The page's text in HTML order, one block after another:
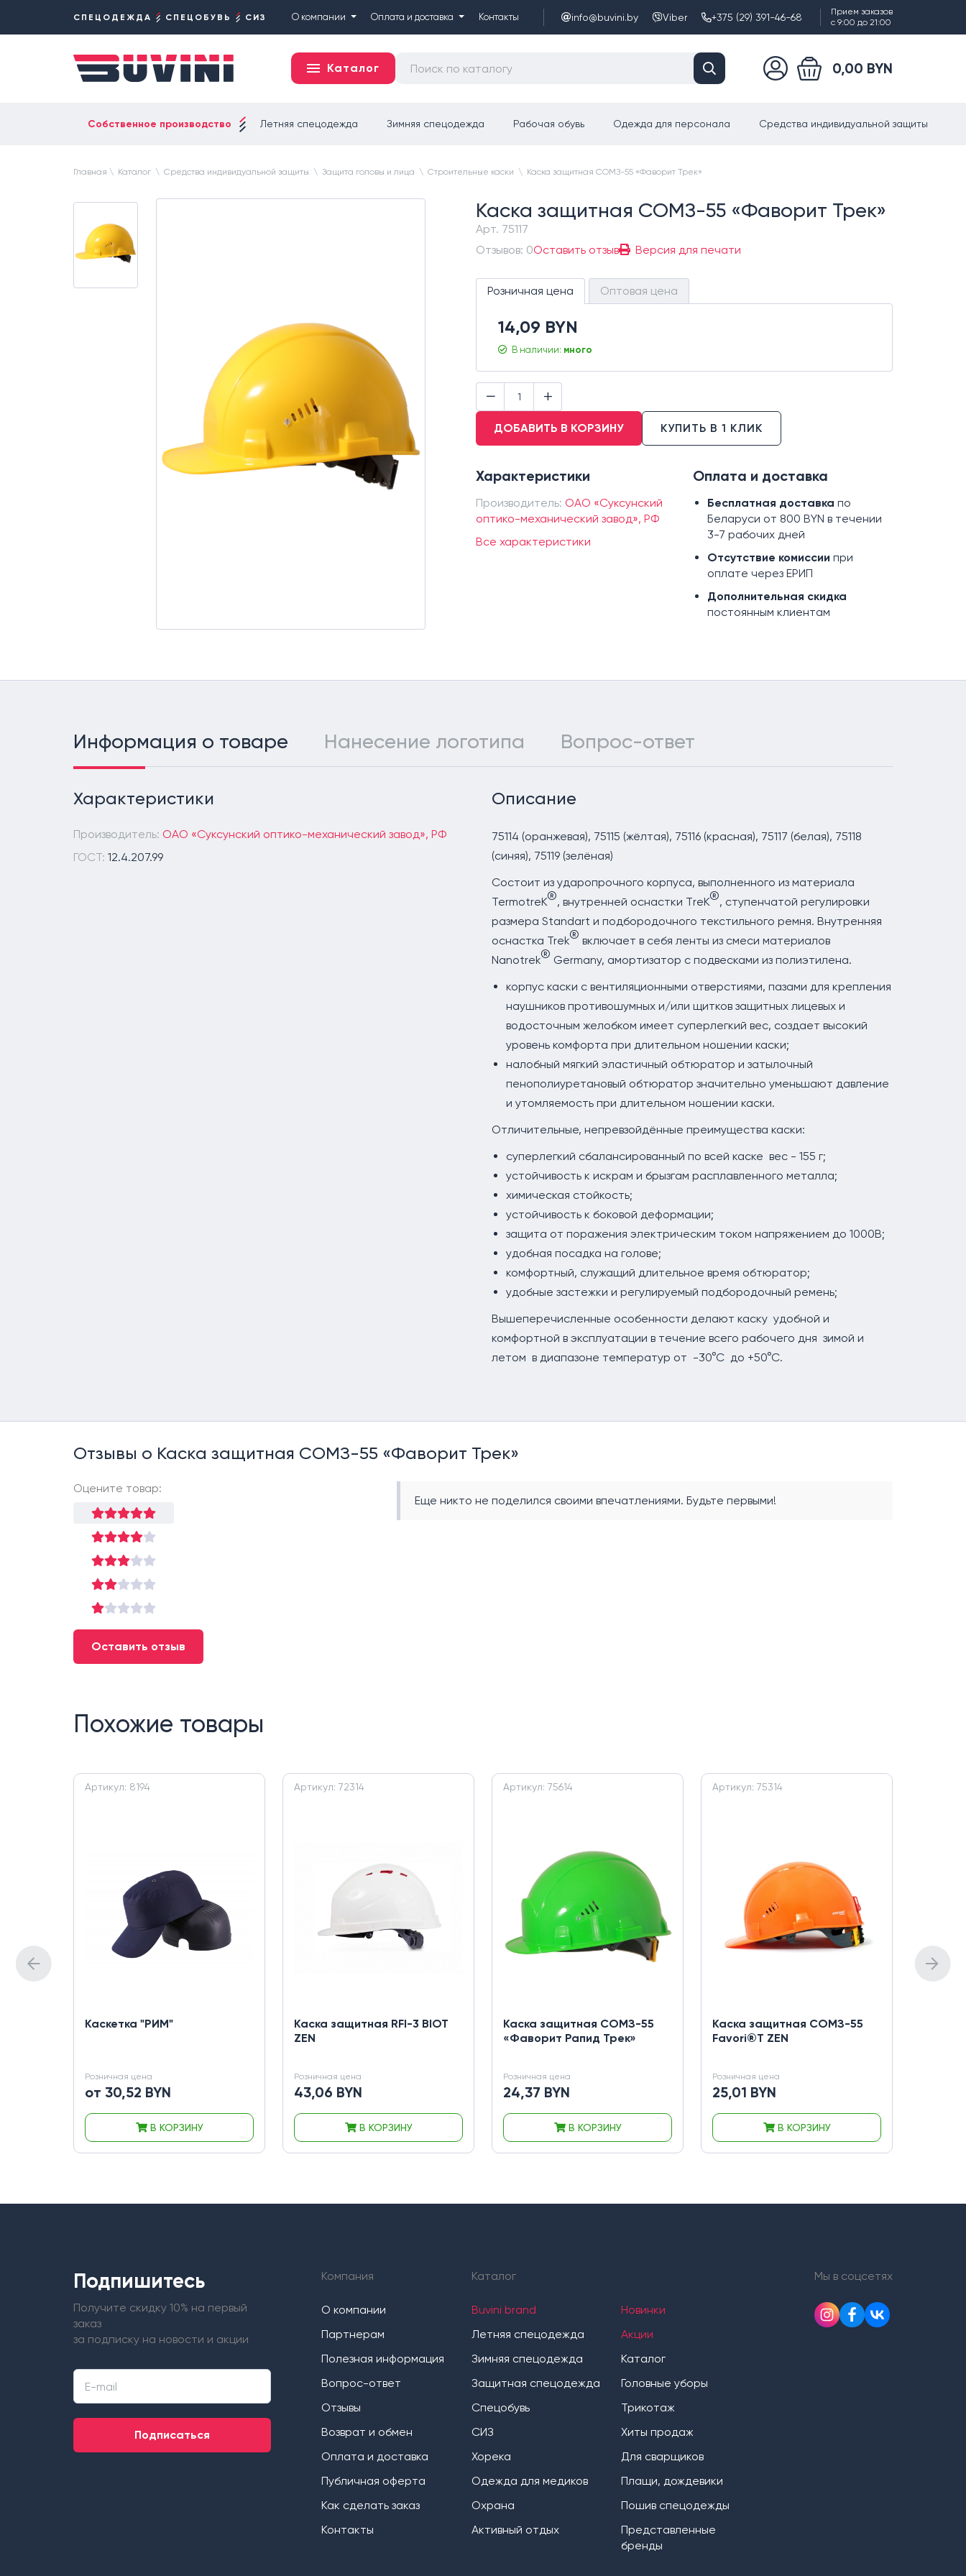
СПЕЦОДЕЖДА СПЕЦОБУВЬ СИЗ О компании Оплата и доставка Контакты info@buvini.by Viber +375 (29) 391-46-68
Прием заказов
с 9:00 до 21:00
Каталог 0,00 BYN
Собственное производство Летняя спецодежда Зимняя спецодежда Рабочая обувь Одежда для персонала Средства индивидуальной защиты
Главная \ Каталог \ Средства индивидуальной защиты \ Защита головы и лица \ Строительные каски \ Каска защитная СОМЗ-55 «Фаворит Трек»
Каска защитная СОМЗ-55 «Фаворит Трек»
Арт. 75117
Отзывов: 0Оставить отзыв Версия для печати
Розничная цена Оптовая цена
14,09 BYN
В наличии: много
− +
ДОБАВИТЬ В КОРЗИНУ КУПИТЬ В 1 КЛИК
Характеристики
Производитель: ОАО «Суксунский
оптико-механический завод», РФ
Все характеристики
Оплата и доставка
Бесплатная доставка по
Беларуси от 800 BYN в течении
3-7 рабочих дней
Отсутствие комиссии при
оплате через ЕРИП
Дополнительная скидка
постоянным клиентам
Информация о товаре Нанесение логотипа Вопрос-ответ
Характеристики
Производитель: ОАО «Суксунский оптико-механический завод», РФ
ГОСТ: 12.4.207.99
Описание
75114 (оранжевая), 75115 (жёлтая), 75116 (красная), 75117 (белая), 75118
(синяя), 75119 (зелёная)
Состоит из ударопрочного корпуса, выполненного из материала
TermotreK®, внутренней оснастки ТreK®, ступенчатой регулировки
размера Standart и подбородочного текстильного ремня. Внутренняя
оснастка Trek® включает в себя ленты из смеси материалов
Nanotrek® Germany, амортизатор с подвесками из полиэтилена.
корпус каски с вентиляционными отверстиями, пазами для крепления
наушников противошумных и/или щитков защитных лицевых и
водосточным желобком имеет суперлегкий вес, создает высокий
уровень комфорта при длительном ношении каски;
налобный мягкий эластичный обтюратор и затылочный
пенополиуретановый обтюратор значительно уменьшают давление
и утомляемость при длительном ношении каски.
Отличительные, непревзойдённые преимущества каски:
суперлегкий сбалансированный по всей каске вес - 155 г;
устойчивость к искрам и брызгам расплавленного металла;
химическая стойкость;
устойчивость к боковой деформации;
защита от поражения электрическим током напряжением до 1000В;
удобная посадка на голове;
комфортный, служащий длительное время обтюратор;
удобные застежки и регулируемый подбородочный ремень;
Вышеперечисленные особенности делают каску удобной и
комфортной в эксплуатации в течение всего рабочего дня зимой и
летом в диапазоне температур от -30°С до +50°С.
Отзывы о Каска защитная СОМЗ-55 «Фаворит Трек»
Оцените товар:
Оставить отзыв
Еще никто не поделился своими впечатлениями. Будьте первыми!
Похожие товары
Артикул: 8194
Каскетка "РИМ"
Розничная цена
от 30,52 BYN
В КОРЗИНУ
Артикул: 72314
Каска защитная RFI-3 BIOT
ZEN
Розничная цена
43,06 BYN
В КОРЗИНУ
Артикул: 75614
Каска защитная СОМЗ-55
«Фаворит Рапид Трек»
Розничная цена
24,37 BYN
В КОРЗИНУ
Артикул: 75314
Каска защитная СОМЗ-55
Favori®T ZEN
Розничная цена
25,01 BYN
В КОРЗИНУ
Подпишитесь
Получите скидку 10% на первый
заказ
за подписку на новости и акции
Подписаться
Компания
О компании
Партнерам
Полезная информация
Вопрос-ответ
Отзывы
Возврат и обмен
Оплата и доставка
Публичная оферта
Как сделать заказ
Контакты
Каталог
Buvini brand
Летняя спецодежда
Зимняя спецодежда
Защитная спецодежда
Спецобувь
СИЗ
Хорека
Одежда для медиков
Охрана
Активный отдых
Новинки
Акции
Каталог
Головные уборы
Трикотаж
Хиты продаж
Для сварщиков
Плащи, дождевики
Пошив спецодежды
Представленные
бренды
Мы в соцсетях